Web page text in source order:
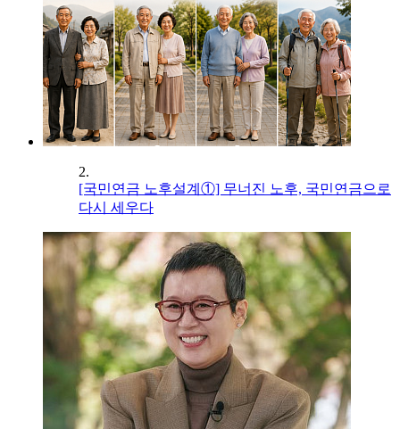
2.
[국민연금 노후설계①] 무너진 노후, 국민연금으로
다시 세우다